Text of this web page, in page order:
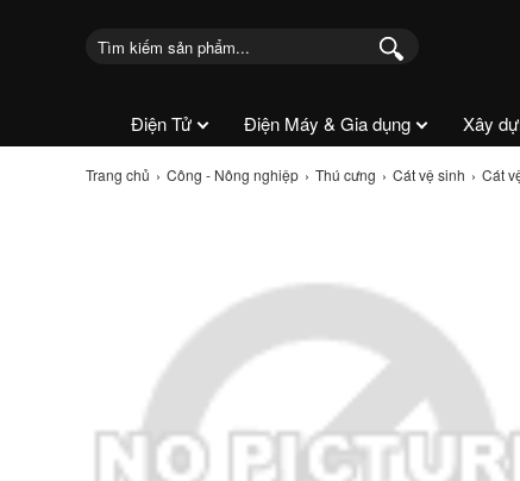
Điện Tử Điện Máy & Gia dụng Xây
Trang chủ Công - Nông nghiệp Thú cưng Cát vệ sinh Cát